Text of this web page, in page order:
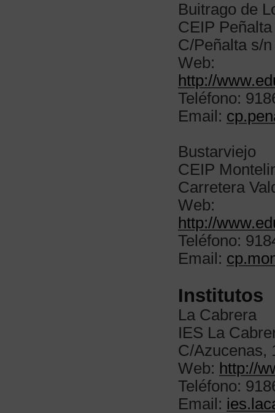
Buitrago de
CEIP Peñalta
C/Peñalta s/n
Web:
http://
Teléfono:
Email:
Bustarviejo
CEIP
Carretera
Web:
http://
Teléfono:
Email:
Institutos
La Cabrera
IES La
C/Azucenas,
Web: http://
Teléfono:
Email: